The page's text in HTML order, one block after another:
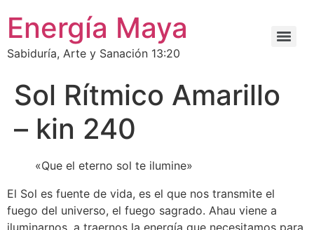
Energía Maya
Sabiduría, Arte y Sanación 13:20
Sol Rítmico Amarillo
– kin 240
«Que el eterno sol te ilumine»
El Sol es fuente de vida, es el que nos transmite el
fuego del universo, el fuego sagrado. Ahau viene a
iluminarnos, a traernos la energía que necesitamos para